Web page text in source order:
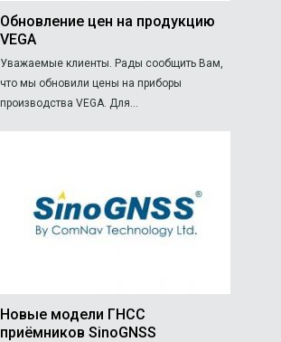
Обновление цен на продукцию
VEGA
Уважаемые клиенты. Рады сообщить Вам,
что мы обновили цены на приборы
производства VEGA. Для...
Новые модели ГНСС
приёмников SinoGNSS